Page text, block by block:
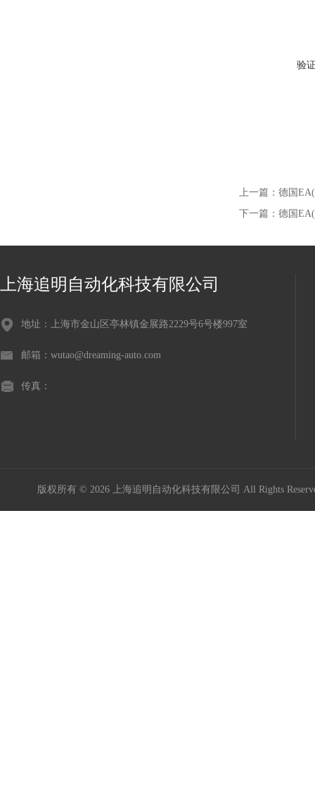
验
上一篇： 德国
下一篇： 德国
上海追明自动化科技有限公司
地址：上海市金山区亭林镇金展路2229号6号楼997室
邮箱：wutao@dreaming-auto.com
传真：
版权所有 © 2026 上海追明自动化科技有限公司 All Rights